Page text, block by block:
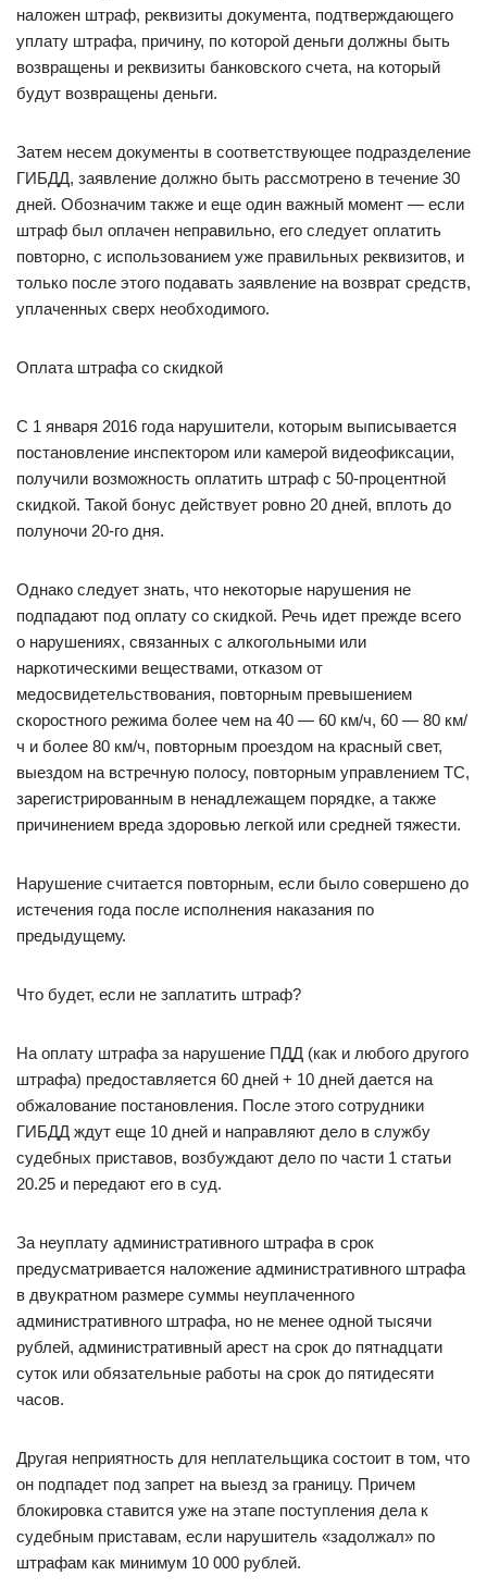
наложен штраф, реквизиты документа, подтверждающего
уплату штрафа, причину, по которой деньги должны быть
возвращены и реквизиты банковского счета, на который
будут возвращены деньги.
Затем несем документы в соответствующее подразделение
ГИБДД, заявление должно быть рассмотрено в течение 30
дней. Обозначим также и еще один важный момент — если
штраф был оплачен неправильно, его следует оплатить
повторно, с использованием уже правильных реквизитов, и
только после этого подавать заявление на возврат средств,
уплаченных сверх необходимого.
Оплата штрафа со скидкой
С 1 января 2016 года нарушители, которым выписывается
постановление инспектором или камерой видеофиксации,
получили возможность оплатить штраф с 50-процентной
скидкой. Такой бонус действует ровно 20 дней, вплоть до
полуночи 20-го дня.
Однако следует знать, что некоторые нарушения не
подпадают под оплату со скидкой. Речь идет прежде всего
о нарушениях, связанных с алкогольными или
наркотическими веществами, отказом от
медосвидетельствования, повторным превышением
скоростного режима более чем на 40 — 60 км/ч, 60 — 80 км/
ч и более 80 км/ч, повторным проездом на красный свет,
выездом на встречную полосу, повторным управлением ТС,
зарегистрированным в ненадлежащем порядке, а также
причинением вреда здоровью легкой или средней тяжести.
Нарушение считается повторным, если было совершено до
истечения года после исполнения наказания по
предыдущему.
Что будет, если не заплатить штраф?
На оплату штрафа за нарушение ПДД (как и любого другого
штрафа) предоставляется 60 дней + 10 дней дается на
обжалование постановления. После этого сотрудники
ГИБДД ждут еще 10 дней и направляют дело в службу
судебных приставов, возбуждают дело по части 1 статьи
20.25 и передают его в суд.
За неуплату административного штрафа в срок
предусматривается наложение административного штрафа
в двукратном размере суммы неуплаченного
административного штрафа, но не менее одной тысячи
рублей, административный арест на срок до пятнадцати
суток или обязательные работы на срок до пятидесяти
часов.
Другая неприятность для неплательщика состоит в том, что
он подпадет под запрет на выезд за границу. Причем
блокировка ставится уже на этапе поступления дела к
судебным приставам, если нарушитель «задолжал» по
штрафам как минимум 10 000 рублей.